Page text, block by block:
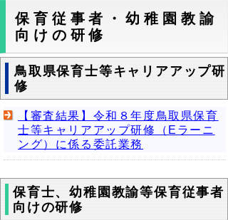
保育従事者・幼稚園教諭
向けの研修
鳥取県保育士等キャリアアップ研
修
【審査結果】令和８年度鳥取県保育
士等キャリアアップ研修（Eラーニ
ング）に係る委託業務
保育士、幼稚園教諭等保育従事者
向けの研修